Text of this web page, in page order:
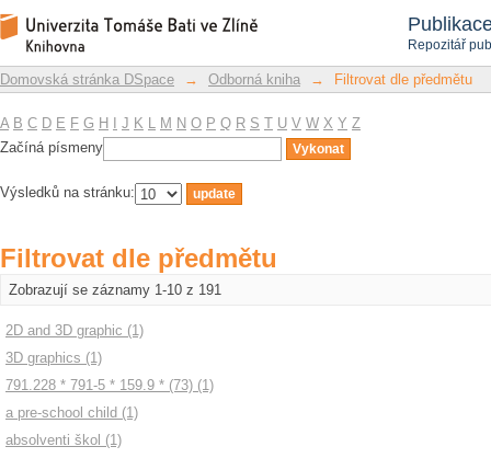
Repozitář
Filtrovat dle předmětu
Repozitář DSpace/Manakin
Domovská stránka DSpace → Odborná kniha → Filtrovat dle předmětu
A B C D E F G H J K L M N O P Q R S T U V W X Y Z
Začíná písmeny
Výsledků na stránku:
Filtrovat dle předmětu
Zobrazují se záznamy 1-10 z 191
2D and 3D graphic (1)
3D graphics (1)
791.228 * 791-5 * 159.9 * (73) (1)
a pre-school child (1)
absolventi škol (1)